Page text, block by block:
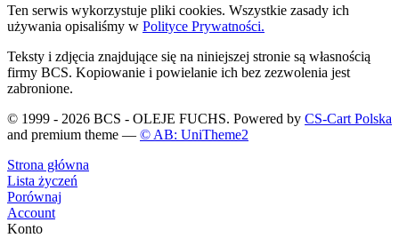
Ten serwis wykorzystuje pliki cookies. Wszystkie zasady ich
używania opisaliśmy w Polityce Prywatności.
Teksty i zdjęcia znajdujące się na niniejszej stronie są własnością
firmy BCS. Kopiowanie i powielanie ich bez zezwolenia jest
zabronione.
© 1999 - 2026 BCS - OLEJE FUCHS. Powered by CS-Cart Polska
and premium theme — © AB: UniTheme2
Strona główna
Lista życzeń
Porównaj
Account
Konto